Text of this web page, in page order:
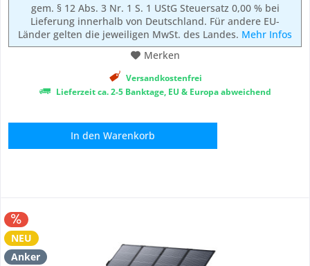
gem. § 12 Abs. 3 Nr. 1 S. 1 UStG Steuersatz 0,00 % bei
Lieferung innerhalb von Deutschland. Für andere EU-
Länder gelten die jeweiligen MwSt. des Landes. Mehr Infos
Merken
Versandkostenfrei
Lieferzeit ca. 2-5 Banktage, EU & Europa abweichend
In den Warenkorb
NEU
Anker